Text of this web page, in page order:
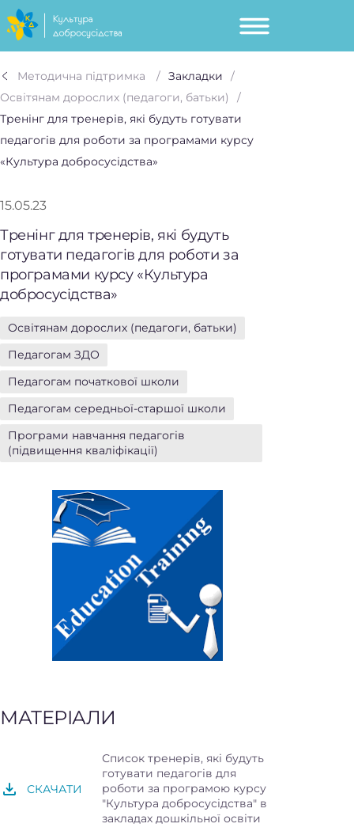
Методична підтримка
Закладки
Освітянам дорослих (педагоги, батьки)
Тренінг для тренерів, які будуть готувати
педагогів для роботи за програмами курсу
«Культура добросусідства»
15.05.23
Тренінг для тренерів, які будуть
готувати педагогів для роботи за
програмами курсу «Культура
добросусідства»
Освітянам дорослих (педагоги, батьки)
Педагогам ЗДО
Педагогам початкової школи
Педагогам середньої-старшої школи
Програми навчання педагогів
(підвищення кваліфікації)
МАТЕРІАЛИ
СКАЧАТИ
Список тренерів, які будуть
готувати педагогів для
роботи за програмою курсу
"Культура добросусідства" в
закладах дошкільної освіти